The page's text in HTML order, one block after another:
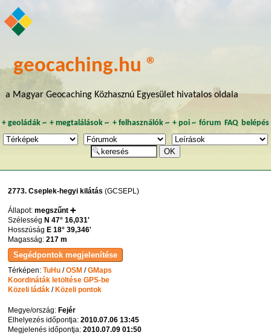
geocaching.hu ®
a Magyar Geocaching Közhasznú Egyesület hivatalos oldala
+ geoládák~ +megtalálások ~ + felhasználók~ + poi~ fórum FAQ belépés
2773. Cseplek-hegyi kilátás (GCSEPL)
Állapot:megszűnt ➕
SzélességN 47° 16,031'
HosszúságE 18° 39,346'
Magasság:217 m
Térképen:TuHu /OSM /GMaps
Koordináták letöltése GPS-be
Közeli ládák /Közeli pontok
Megye/ország:Fejér
Elhelyezés időpontja:2010.07.06 13:45
Megjelenés időpontja:2010.07.09 01:50